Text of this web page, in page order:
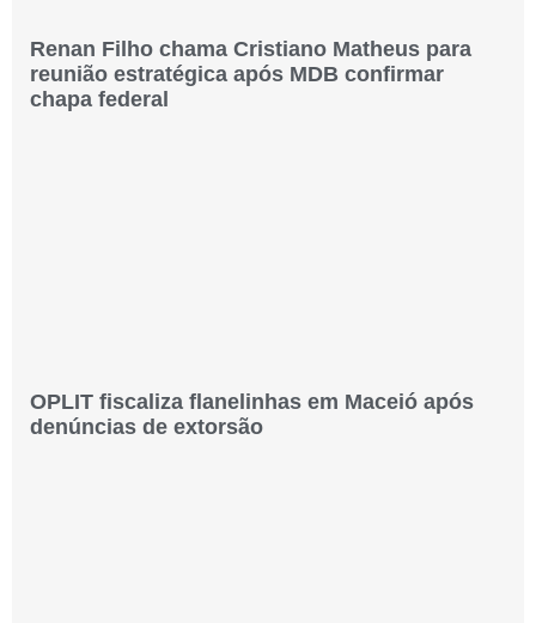
Renan Filho chama Cristiano Matheus para
reunião estratégica após MDB confirmar
chapa federal
OPLIT fiscaliza flanelinhas em Maceió após
denúncias de extorsão